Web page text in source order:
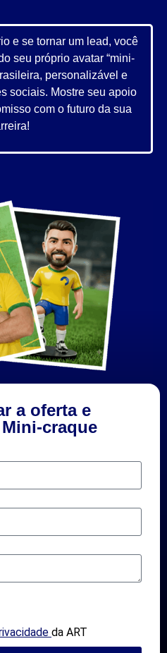
e se tornar um lead, você
seu próprio avatar “mini-
personalizável e
sociais. Mostre seu apoio
com o futuro da sua
a oferta e
craque
da ART